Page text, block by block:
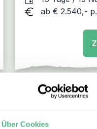
Über Cookies
Upper Keys
ab € 2.540,-